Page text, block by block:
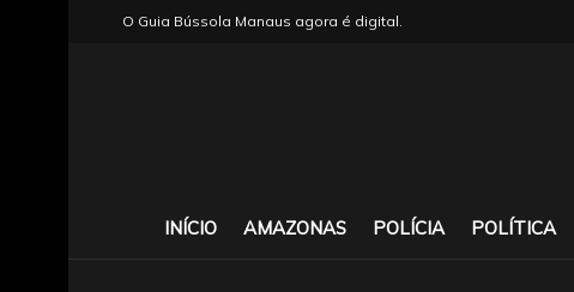
O Guia Bússola Manaus agora é digital.
INÍCIO AMAZONAS POLÍCIA POLÍTICA